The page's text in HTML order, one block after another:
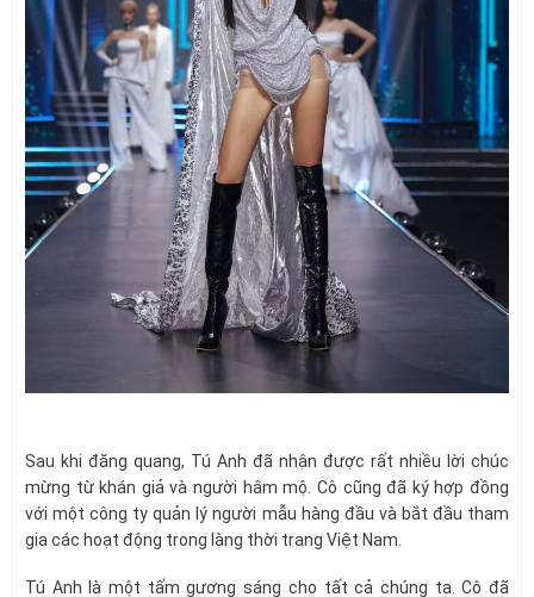
Sau khi đăng quang, Tú Anh đã nhận được rất nhiều lời chúc
mừng từ khán giả và người hâm mộ. Cô cũng đã ký hợp đồng
với một công ty quản lý người mẫu hàng đầu và bắt đầu tham
gia các hoạt động trong làng thời trang Việt Nam.
Tú Anh là một tấm gương sáng cho tất cả chúng ta. Cô đã